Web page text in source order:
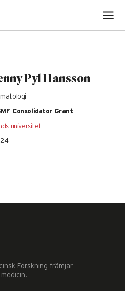
Pyl Hansson
Consolidator Grant
universitet
Forskning främjar